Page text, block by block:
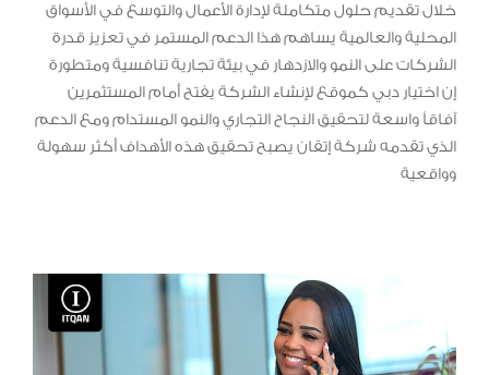
خلال تقديم حلول متكاملة لإدارة الأعمال والتوسع في الأسواق
المحلية والعالمية يساهم هذا الدعم المستمر في تعزيز قدرة
الشركات على النمو والازدهار في بيئة تجارية تنافسية ومتطورة
إن اختيار دبي كموقع لإنشاء الشركة يفتح أمام المستثمرين
آفاقاً واسعة لتحقيق النجاح التجاري والنمو المستدام ومع الدعم
الذي تقدمه شركة إتقان يصبح تحقيق هذه الأهداف أكثر سهولة
وواقعية